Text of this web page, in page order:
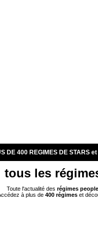
DE 400 REGIMES DE STARS
tous les
Toute l'actualité des régimes people
à plus de 400 régimes et